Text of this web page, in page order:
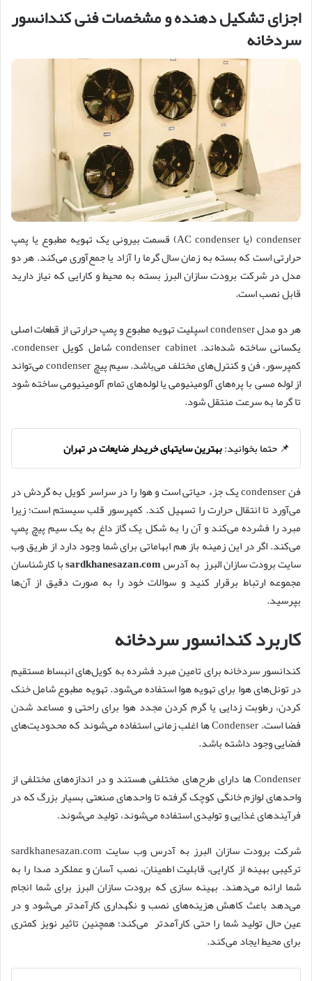
اجزای تشکیل دهنده و مشخصات فنی کندانسور
سردخانه
condenser (یا AC condenser) قسمت بیرونی یک تهویه مطبوع یا پمپ
حرارتی است که بسته به زمان سال گرما را آزاد یا جمع‌آوری می‌کند. هر دو
مدل در شرکت برودت سازان البرز بسته به محیط و کارایی که نیاز دارید
قابل نصب است.
هر دو مدل condenser اسپلیت تهویه مطبوع و پمپ حرارتی از قطعات اصلی
یکسانی ساخته شده‌اند. condenser cabinet شامل کویل condenser،
کمپرسور، فن و کنترل‌های مختلف می‌باشد. سیم پیچ condenser می‌تواند
از لوله مسی با پره‌های آلومینیومی یا لوله‌های تمام آلومینیومی ساخته شود
تا گرما به سرعت منتقل شود.
📌 حتما بخوانید:بهترین سایتهای خریدار ضایعات در تهران
فن condenser یک جزء حیاتی است و هوا را در سراسر کویل به گردش در
می‌آورد تا انتقال حرارت را تسهیل کند. کمپرسور قلب سیستم است؛ زیرا
مبرد را فشرده می‌کند و آن را به شکل یک گاز داغ به یک سیم پیچ پمپ
می‌کند. اگر در این زمینه باز هم ابهاماتی برای شما وجود دارد از طریق وب
سایت برودت سازان البرز به آدرسsardkhanesazan.comبا کارشناسان
مجموعه ارتباط برقرار کنید و سوالات خود را به صورت دقیق از آن‌ها
بپرسید.
کاربرد کندانسور سردخانه
کندانسور سردخانه برای تامین مبرد فشرده به کویل‌های انبساط مستقیم
در تونل‌های هوا برای تهویه هوا استفاده می‌شود. تهویه مطبوع شامل خنک
کردن، رطوبت زدایی یا گرم کردن مجدد هوا برای راحتی و مساعد شدن
فضا است. Condenser ها اغلب زمانی استفاده می‌شوند که محدودیت‌های
فضایی وجود داشته باشد.
Condenser ها دارای طرح‌های مختلفی هستند و در اندازه‌های مختلفی از
واحدهای لوازم خانگی کوچک گرفته تا واحدهای صنعتی بسیار بزرگ که در
فرآیندهای غذایی و تولیدی استفاده می‌شوند، تولید می‌شوند.
شرکت برودت سازان البرز به آدرس وب سایت sardkhanesazan.com
ترکیبی بهینه از کارایی، قابلیت اطمینان، نصب آسان و عملکرد صدا را به
شما ارائه می‌دهند. بهینه سازی که برودت سازان البرز برای شما انجام
می‌دهد باعث کاهش هزینه‌های نصب و نگهداری کارآمدتر می‌شود و در
عین حال تولید شما را حتی کارآمدتر می‌کند؛ همچنین تاثیر نویز کمتری
برای محیط ایجاد می‌کند.